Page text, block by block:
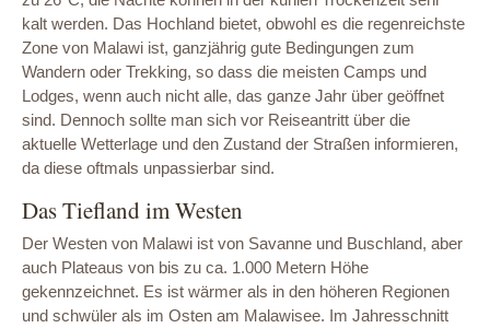
kalt werden. Das Hochland bietet, obwohl es die regenreichste
Zone von Malawi ist, ganzjährig gute Bedingungen zum
Wandern oder Trekking, so dass die meisten Camps und
Lodges, wenn auch nicht alle, das ganze Jahr über geöffnet
sind. Dennoch sollte man sich vor Reiseantritt über die
aktuelle Wetterlage und den Zustand der Straßen informieren,
da diese oftmals unpassierbar sind.
Das Tiefland im Westen
Der Westen von Malawi ist von Savanne und Buschland, aber
auch Plateaus von bis zu ca. 1.000 Metern Höhe
gekennzeichnet. Es ist wärmer als in den höheren Regionen
und schwüler als im Osten am Malawisee. Im Jahresschnitt